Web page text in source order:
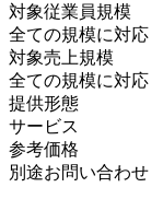
対象従業員規模
全ての規模に対応
対象売上規模
全ての規模に対応
提供形態
サービス
参考価格
別途お問い合わせ